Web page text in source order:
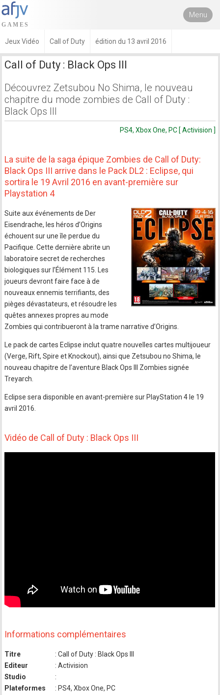
Menu
Jeux Vidéo Call of Duty édition du 13 avril 2016
Call of Duty : Black Ops III
Découvrez Zetsubou No Shima, le nouveau
chapitre du mode zombies de Call of Duty :
Black Ops III
PS4, Xbox One, PC [ Activision ]
La suite de la saga épique Zombies de Call of Duty:
Black Ops III arrive dans le Pack DL2 : Eclipse, qui
sortira le 19 Avril 2016 en avant-première sur
Playstation 4
Suite aux événements de Der
Eisendrache, les héros d’Origins
échouent sur une île perdue du
Pacifique. Cette dernière abrite un
laboratoire secret de recherches
biologiques sur l’Élément 115. Les
joueurs devront faire face à de
nouveaux ennemis terrifiants, des
pièges dévastateurs, et résoudre les
quêtes annexes propres au mode
Zombies qui contribueront à la trame narrative d’Origins.
Le pack de cartes Eclipse inclut quatre nouvelles cartes multijoueur
(Verge, Rift, Spire et Knockout), ainsi que Zetsubou no Shima, le
nouveau chapitre de l’aventure Black Ops III Zombies signée
Treyarch.
Eclipse sera disponible en avant-première sur PlayStation 4 le 19
avril 2016.
Vidéo de Call of Duty : Black Ops III
Informations complémentaires
Titre
: Call of Duty : Black Ops III
Editeur
: Activision
Studio
:
Plateformes
: PS4, Xbox One, PC